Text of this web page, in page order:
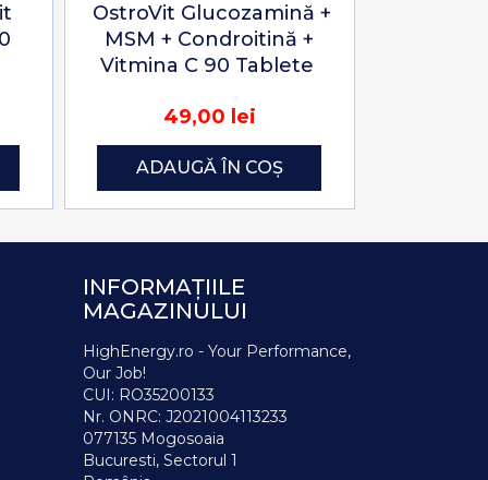
OstroVit Glucozamină +
MSM + Condroitină +
Vitmina C 90 Tablete
49,00 lei
ADAUGĂ ÎN COȘ
INFORMAȚIILE
MAGAZINULUI
HighEnergy.ro - Your Performance,
Our Job!
CUI: RO35200133
Nr. ONRC: J2021004113233
077135 Mogosoaia
Bucuresti, Sectorul 1